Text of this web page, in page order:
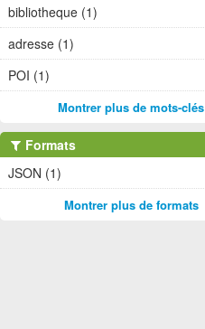
bibliotheque (1)
adresse (1)
POI (1)
Montrer plus de mots-clés
Formats
JSON (1)
Montrer plus de formats